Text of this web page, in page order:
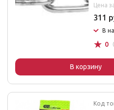
Цена
311
В
☆ 0
В корзину
Код